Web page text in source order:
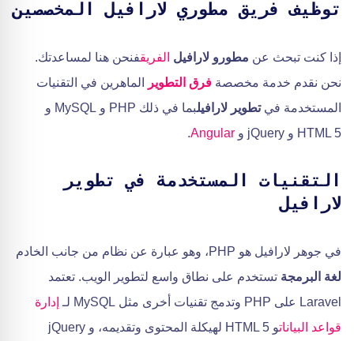
توظيف فريق مطوري لارافيل المخصصين
إذا كنت تبحث عن مطورو لارافيل الفريقفنحن هنا لمساعدتك.
نحن نقدم خدمة مخصصة فرق التطوير
الماهرين في التقنيات
المستخدمة فيتطوير لارافيل
بما في ذلك PHP و MySQL و
HTML 5 و jQuery و
Angular
.
التقنيات المستخدمة في تطوير
لارافيل
في جوهر لارافيل هو PHP، وهو عبارة عن نظام من جانب الخادم
لغة البرمجة تستخدم على نطاق واسع لتطوير الويب. تعتمد
Laravel على PHP وتدمج تقنيات أخرى مثل MySQL لـ
إدارة
قواعد البيانات
و HTML 5 لهيكلة المحتوى وتقديمه، و jQuery